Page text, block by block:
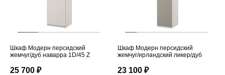
Шкаф Модерн персидский
жемчуг/дуб наварра 1D/45 Z
25 700 ₽
Шкаф Модерн персидский
жемчуг/ирландский ликер/дуб
23 100 ₽